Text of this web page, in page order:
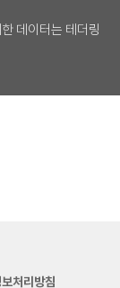
데이터는 테더링
처리방침